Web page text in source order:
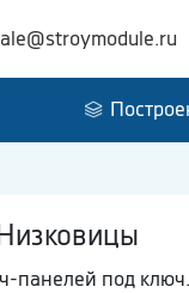
панелей под ключ.